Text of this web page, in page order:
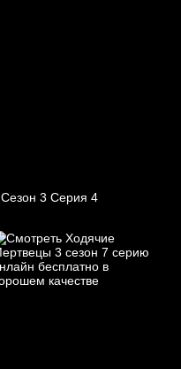
Сезон 3 Серия 4